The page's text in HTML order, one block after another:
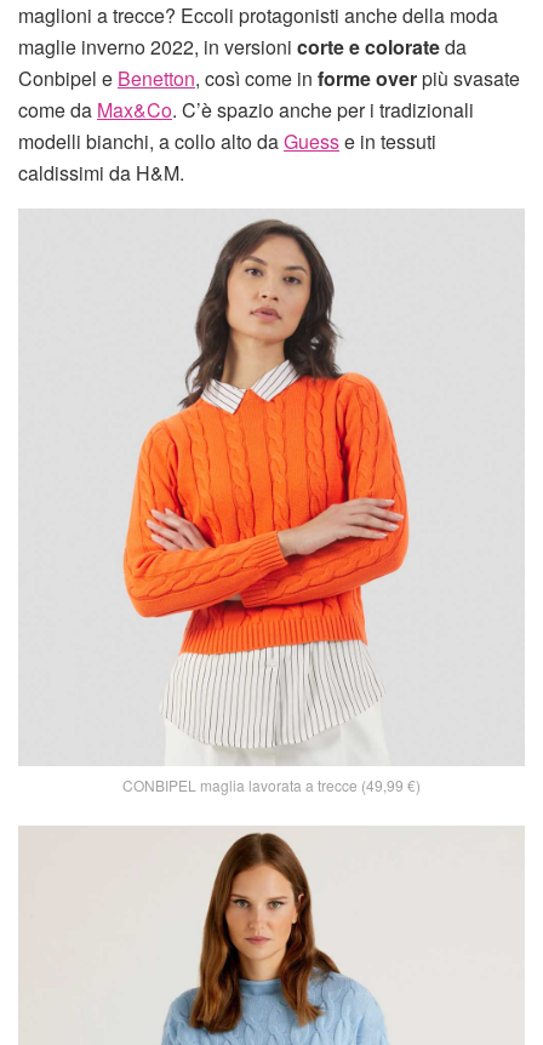
maglioni a trecce? Eccoli protagonisti anche della moda
maglie inverno 2022, in versioni corte e colorateda
Conbipel e Benetton, così come in forme overpiù svasate
come da Max&Co. C’è spazio anche per i tradizionali
modelli bianchi, a collo alto daGuesse in tessuti
caldissimi da H&M.
CONBIPEL maglia lavorata a trecce (49,99 €)